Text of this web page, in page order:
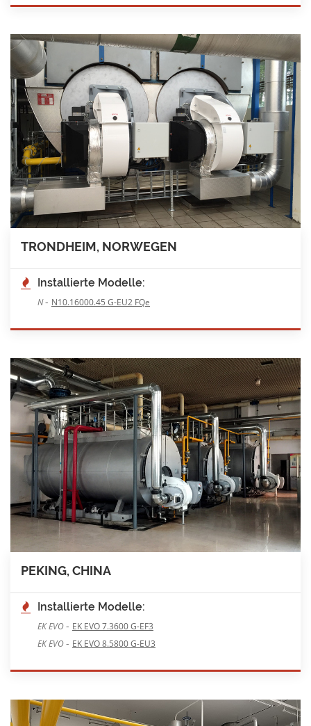
TRONDHEIM, NORWEGEN
Installierte Modelle:
N- N10.16000.45 G-EU2 FQe
PEKING, CHINA
Installierte Modelle:
EK EVO- EK EVO 7.3600 G-EF3
EK EVO- EK EVO 8.5800 G-EU3